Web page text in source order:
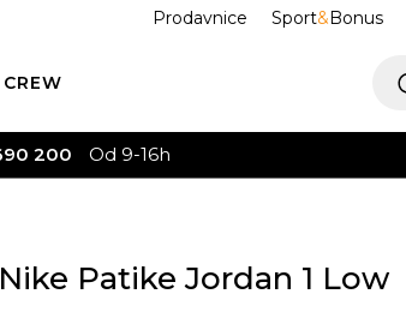
Prodavnice Sport&Bonus
CREW
Nike Patike Jordan 1 Low